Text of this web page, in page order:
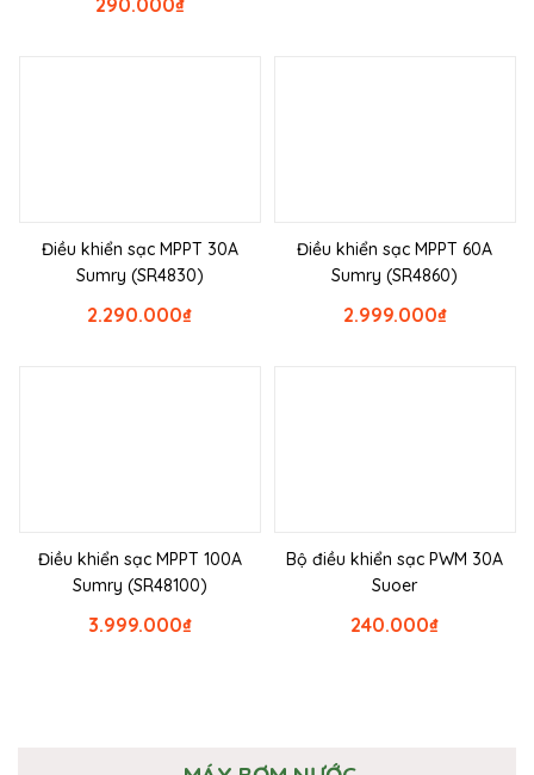
Điều khiển sạc MPPT 30A
Sumry (SR4830)
₫
2.290.000
Điều khiển sạc MPPT 60A
Sumry (SR4860)
₫
2.999.000
Điều khiển sạc MPPT 100A
Sumry (SR48100)
₫
3.999.000
Bộ điều khiển sạc PWM 30A
Suoer
₫
240.000